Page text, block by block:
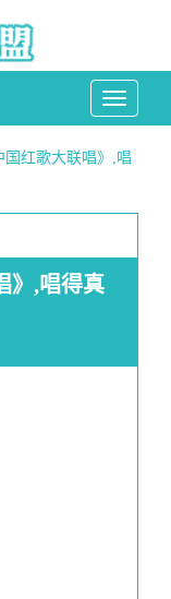
Toggle
国红歌大联唱》,唱
》,唱得真